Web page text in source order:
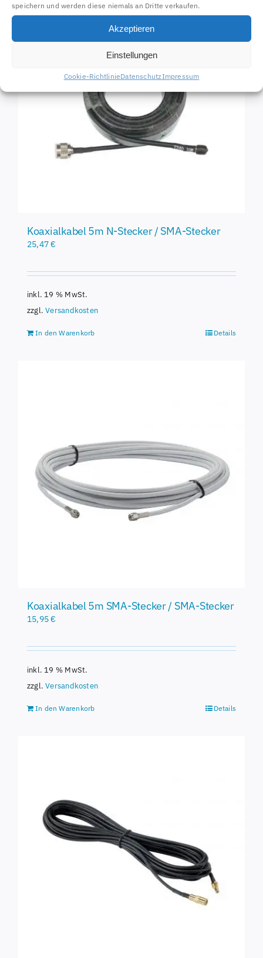
speichern und werden diese niemals an Dritte verkaufen.
Akzeptieren
Einstellungen
Cookie-RichtlinieDatenschutzImpressum
Koaxialkabel 5m N-Stecker / SMA-Stecker
25,47€
inkl. 19 % MwSt.
zzgl.Versandkosten
In den Warenkorb Details
Koaxialkabel 5m SMA-Stecker / SMA-Stecker
15,95€
inkl. 19 % MwSt.
zzgl.Versandkosten
In den Warenkorb Details